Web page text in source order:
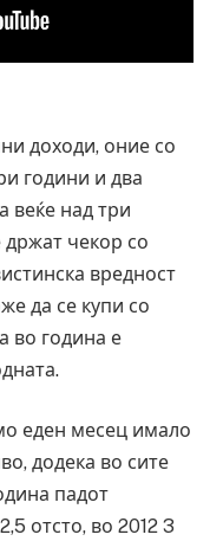
доходи, оние со
години и два
веќе над три
држат чекор со
вредност
да се купи со
во година е
еден месец имало
додека во сите
падот
отсто, во 2012 3